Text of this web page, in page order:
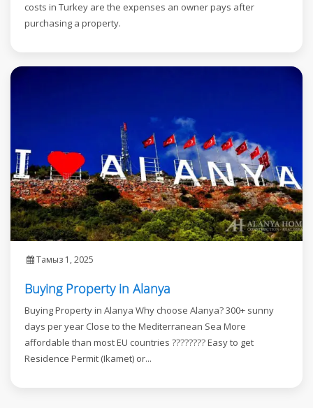
costs in Turkey are the expenses an owner pays after
purchasing a property.
Тамыз 1, 2025
Buying Property in Alanya
Buying Property in Alanya Why choose Alanya? 300+ sunny
days per year Close to the Mediterranean Sea More
affordable than most EU countries ???????? Easy to get
Residence Permit (Ikamet) or...